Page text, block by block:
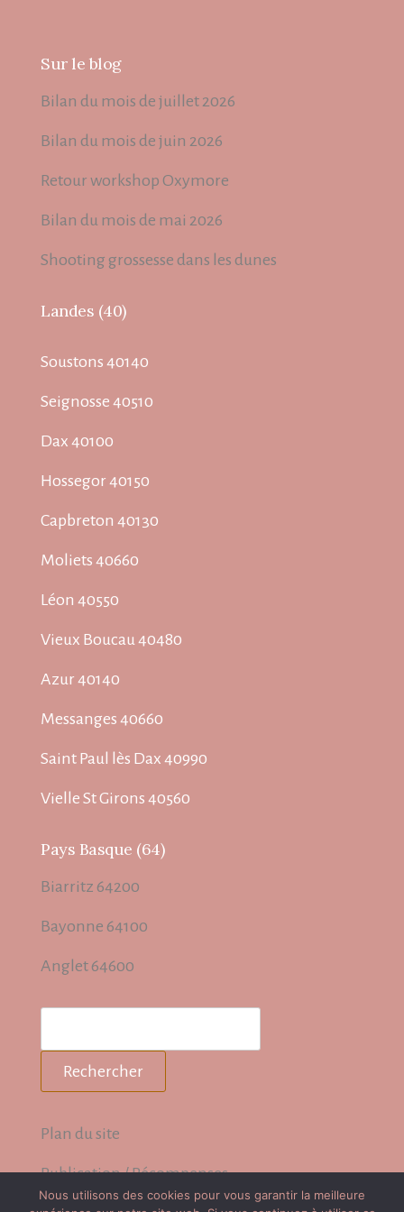
Sur le blog
Bilan du mois de juillet 2026
Bilan du mois de juin 2026
Retour workshop Oxymore
Bilan du mois de mai 2026
Shooting grossesse dans les dunes
Landes (40)
Soustons 40140
Seignosse 40510
Dax 40100
Hossegor 40150
Capbreton 40130
Moliets 40660
Léon 40550
Vieux Boucau 40480
Azur 40140
Messanges 40660
Saint Paul lès Dax 40990
Vielle St Girons 40560
Pays Basque (64)
Biarritz 64200
Bayonne 64100
Anglet 64600
Rechercher
Plan du site
Publication / Récompenses
Nous utilisons des cookies pour vous garantir la meilleure